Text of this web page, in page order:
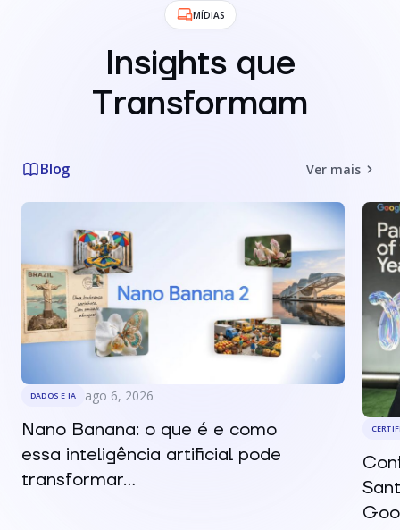
MÍDIAS
Insights que
Transformam
Blog Ver mais
DADOS E IA ago 6, 2026
Nano Banana: o que é e como
essa inteligência artificial pode
transformar...